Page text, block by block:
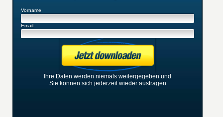
Vorname
Email
Ihre Daten werden niemals weitergegeben und
Sie können sich jederzeit wieder austragen